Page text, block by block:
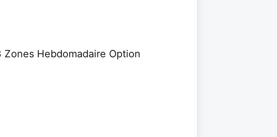
Zones Hebdomadaire Option